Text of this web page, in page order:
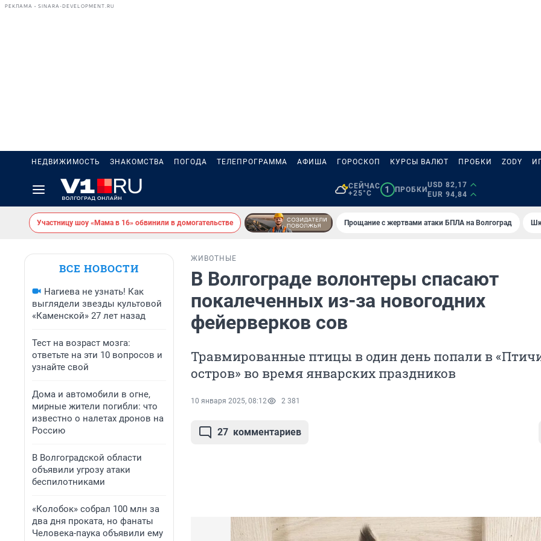
РЕКЛАМА • SINARA-DEVELOPMENT.RU
НЕДВИЖИМОСТЬ ЗНАКОМСТВА ПОГОДА ТЕЛЕПРОГРАММА АФИША ГОРОСКОП КУРСЫ ВАЛЮТ ПРОБКИ ZODY
СЕЙЧАС
+25°C
1 ПРОБКИ
USD 82,17
EUR 94,84
Участницу шоу «Мама в 16» обвинили в домогательстве Прощание с жертвами атаки БПЛА на Волгоград
ВСЕ НОВОСТИ
Нагиева не узнать! Как
выглядели звезды культовой
«Каменской» 27 лет назад
Тест на возраст мозга:
ответьте на эти 10 вопросов и
узнайте свой
Дома и автомобили в огне,
мирные жители погибли: что
известно о налетах дронов на
Россию
В Волгоградской области
объявили угрозу атаки
беспилотниками
«Колобок» собрал 100 млн за
два дня проката, но фанаты
Человека-паука объявили ему
ЖИВОТНЫЕ
В Волгограде волонтеры спасают
покалеченных из-за новогодних
фейерверков сов
Травмированные птицы в один день попали в
остров» во время январских праздников
10 января 2025, 08:12 2 381
27 комментариев